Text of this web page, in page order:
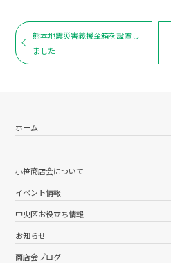
熊本地震災害義援金箱を設置し
ました
ホーム
小笹商店会について
イベント情報
中央区お役立ち情報
お知らせ
商店会ブログ